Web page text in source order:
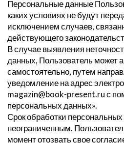
Персональные данные
каких условиях не будут
исключением случаев,
действующего
В случае выявления
данных, Пользователь может
самостоятельно, путем
уведомление на адрес
magazin@book-present.ru с
персональных данных».
Срок обработки
неограниченным.
момент отозвать свое